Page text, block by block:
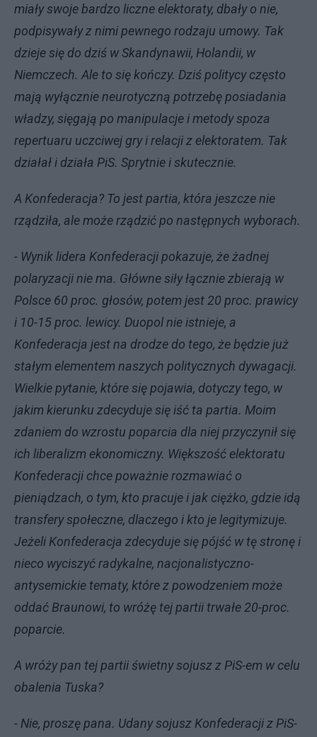
miały swoje bardzo liczne elektoraty, dbały o nie,
podpisywały z nimi pewnego rodzaju umowy. Tak
dzieje się do dziś w Skandynawii, Holandii, w
Niemczech. Ale to się kończy. Dziś politycy często
mają wyłącznie neurotyczną potrzebę posiadania
władzy, sięgają po manipulacje i metody spoza
repertuaru uczciwej gry i relacji z elektoratem. Tak
działał i działa PiS. Sprytnie i skutecznie.
A Konfederacja? To jest partia, która jeszcze nie
rządziła, ale może rządzić po następnych wyborach.
- Wynik lidera Konfederacji pokazuje, że żadnej
polaryzacji nie ma. Główne siły łącznie zbierają w
Polsce 60 proc. głosów, potem jest 20 proc. prawicy
i 10-15 proc. lewicy. Duopol nie istnieje, a
Konfederacja jest na drodze do tego, że będzie już
stałym elementem naszych politycznych dywagacji.
Wielkie pytanie, które się pojawia, dotyczy tego, w
jakim kierunku zdecyduje się iść ta partia. Moim
zdaniem do wzrostu poparcia dla niej przyczynił się
ich liberalizm ekonomiczny. Większość elektoratu
Konfederacji chce poważnie rozmawiać o
pieniądzach, o tym, kto pracuje i jak ciężko, gdzie idą
transfery społeczne, dlaczego i kto je legitymizuje.
Jeżeli Konfederacja zdecyduje się pójść w tę stronę i
nieco wyciszyć radykalne, nacjonalistyczno-
antysemickie tematy, które z powodzeniem może
oddać Braunowi, to wróżę tej partii trwałe 20-proc.
poparcie.
A wróży pan tej partii świetny sojusz z PiS-em w celu
obalenia Tuska?
- Nie, proszę pana. Udany sojusz Konfederacji z PiS-